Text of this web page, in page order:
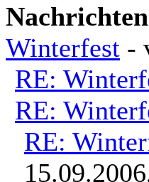
Winterfest -
RE:
RE:
RE: